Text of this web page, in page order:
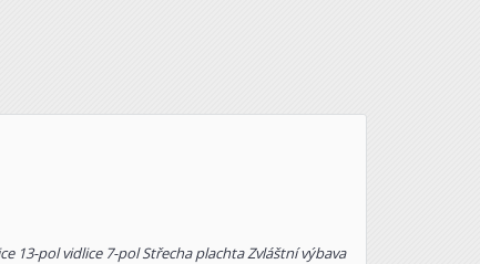
13-pol vidlice 7-pol Střecha plachta Zvláštní výbava